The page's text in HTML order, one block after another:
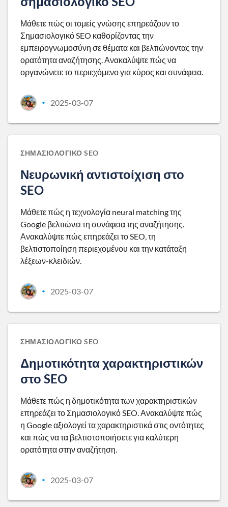
Μάθετε πώς οι τομείς γνώσης επηρεάζουν το
Σημασιολογικό SEO καθορίζοντας την
εμπειρογνωμοσύνη σε θέματα και βελτιώνοντας την
ορατότητα αναζήτησης. Ανακαλύψτε πώς να
οργανώνετε το περιεχόμενο για κύρος και συνάφεια.
• 2025-03-07
ΣΗΜΑΣΙΟΛΟΓΙΚΌ SEO
Νευρωνική αντιστοίχιση στο
SEO
Μάθετε πώς η τεχνολογία neural matching της
Google βελτιώνει τη συνάφεια της αναζήτησης.
Ανακαλύψτε πώς επηρεάζει το SEO, τη
βελτιστοποίηση περιεχομένου και την κατάταξη
λέξεων-κλειδιών.
• 2025-03-07
ΣΗΜΑΣΙΟΛΟΓΙΚΌ SEO
Δημοτικότητα χαρακτηριστικών
στο SEO
Μάθετε πώς η δημοτικότητα των χαρακτηριστικών
επηρεάζει το Σημασιολογικό SEO. Ανακαλύψτε πώς
η Google αξιολογεί τα χαρακτηριστικά στις οντότητες
και πώς να τα βελτιστοποιήσετε για καλύτερη
ορατότητα στην αναζήτηση.
• 2025-03-07